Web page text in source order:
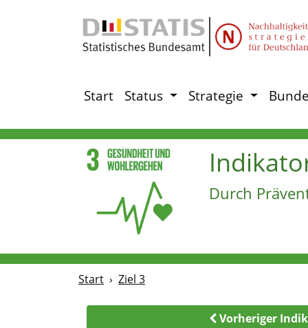
Start Status Strategie
Durch
Start Ziel 3
Vorheriger